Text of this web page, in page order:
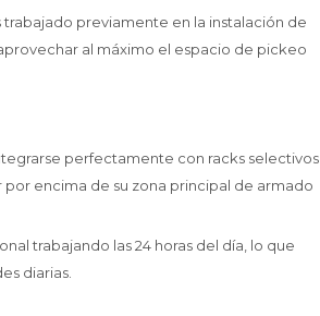
trabajado previamente en la instalación de
al máximo el espacio de pickeo
perfectamente con racks selectivos
encima de su zona principal de armado
trabajando las 24 horas del día, lo que
diarias.